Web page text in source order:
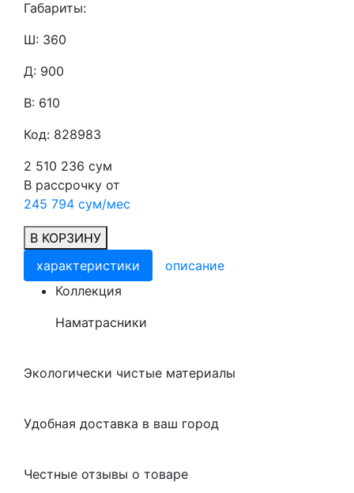
Габариты:
Ш: 360
Д: 900
В: 610
Код: 828983
2 510 236 сум
В рассрочку от
245 794 сум/мес
В КОРЗИНУ
характеристики
описание
Коллекция
Наматрасники
Экологически чистые материалы
Удобная доставка в ваш город
Честные отзывы о товаре